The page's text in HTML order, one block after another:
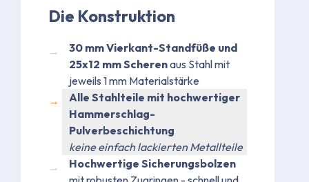
Die Konstruktion
30 mm Vierkant-Standfüße und
25x12 mm Scherenaus Stahl mit
jeweils 1 mm Materialstärke
Alle Stahlteile mit hochwertiger
Hammerschlag-
Pulverbeschichtung
keine einfach lackierten Metallteile
Hochwertige Sicherungsbolzen